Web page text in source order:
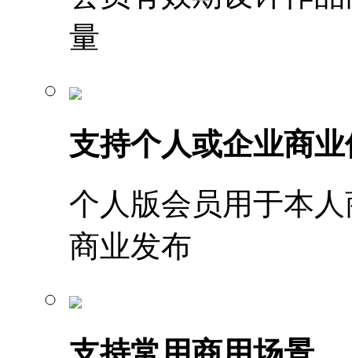
量
支持个人或企业商
个人版会员用于本
商业发布